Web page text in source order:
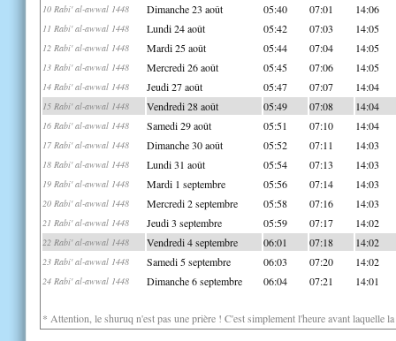
10 Rabi' al-awwal 1448 Dimanche 23 août 05:40 07:01 14:06
11 Rabi' al-awwal 1448 Lundi 24 août 05:42 07:03 14:05
12 Rabi' al-awwal 1448 Mardi 25 août 05:44 07:04 14:05
13 Rabi' al-awwal 1448 Mercredi 26 août 05:45 07:06 14:05
14 Rabi' al-awwal 1448 Jeudi 27 août 05:47 07:07 14:04
15 Rabi' al-awwal 1448 Vendredi 28 août 05:49 07:08 14:04
16 Rabi' al-awwal 1448 Samedi 29 août 05:51 07:10 14:04
17 Rabi' al-awwal 1448 Dimanche 30 août 05:52 07:11 14:03
18 Rabi' al-awwal 1448 Lundi 31 août 05:54 07:13 14:03
19 Rabi' al-awwal 1448 Mardi 1 septembre 05:56 07:14 14:03
20 Rabi' al-awwal 1448 Mercredi 2 septembre 05:58 07:16 14:03
21 Rabi' al-awwal 1448 Jeudi 3 septembre 05:59 07:17 14:02
22 Rabi' al-awwal 1448 Vendredi 4 septembre 06:01 07:18 14:02
23 Rabi' al-awwal 1448 Samedi 5 septembre 06:03 07:20 14:02
24 Rabi' al-awwal 1448 Dimanche 6 septembre 06:04 07:21 14:01
* Attention, le shuruq n'est pas une prière ! C'est simplement l'heure avant laquelle